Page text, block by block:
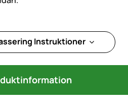
Instruktioner